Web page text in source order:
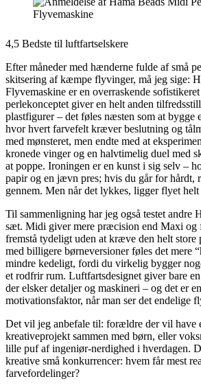
4,5 Bedste til luftfartselskere
Efter måneder med hænderne fulde af små
skitsering af kæmpe flyvinger, må jeg sige:
Flyvemaskine er en overraskende
perlekonceptet giver en helt anden
plastfigurer – det føles næsten som at bygge
hvor hvert farvefelt kræver beslutning og
med mønsteret, men endte med at
kronede vinger og en halvtimelig duel med
at poppe. Ironingen er en kunst i sig selv –
papir og en jævn pres; hvis du går for hårdt,
gennem. Men når det lykkes, ligger flyet
Til sammenligning har jeg også testet andre
sæt. Midi giver mere præcision end Maxi og
fremstå tydeligt uden at kræve den helt store
med billigere børneversioner føles det mere
mindre kedeligt, fordi du virkelig bygger
et rodfrir rum. Luftfartsdesignet giver bare
der elsker detaljer og maskineri – og det er
motivationsfaktor, når man ser det endelige
Det vil jeg anbefale til: forældre der vil have
kreativeprojekt sammen med børn, eller
lille puf af ingeniør-nerdighed i hverdagen.
kreative små konkurrencer: hvem får mest
farvefordelinger?